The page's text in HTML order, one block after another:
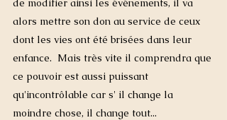
de modifier ainsi les événements, il va
alors mettre son don au service de ceux
dont les vies ont été brisées dans leur
enfance.  Mais très vite il comprendra que
ce pouvoir est aussi puissant
qu'incontrôlable car s' il change la
moindre chose, il change tout...